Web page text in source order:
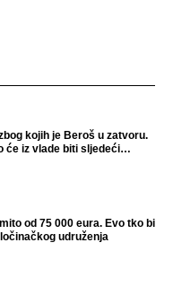
kojih je Beroš u zatvoru.
će iz vlade biti sljedeći
od 75 000 eura. Evo tko bi
udruženja